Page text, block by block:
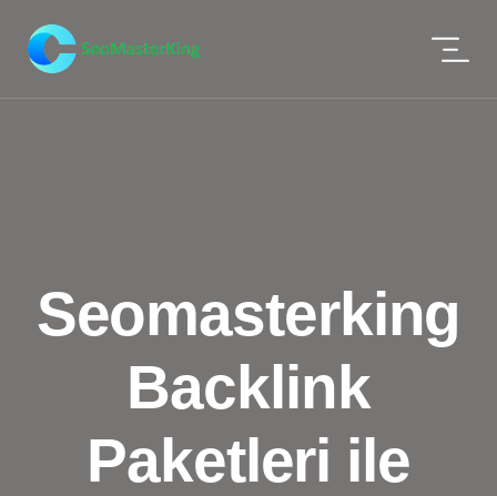
Seomasterking
Backlink
Paketleri ile